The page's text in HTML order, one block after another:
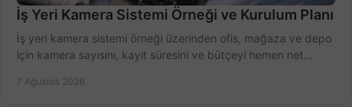
İş Yeri Kamera Sistemi Örneği ve Kurulum Planı
İş yeri kamera sistemi örneği üzerinden ofis, mağaza ve depo
için kamera sayısını, kayıt süresini ve bütçeyi hemen net
7 Ağustos 2026